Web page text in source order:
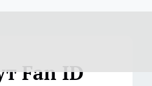
Fan ID